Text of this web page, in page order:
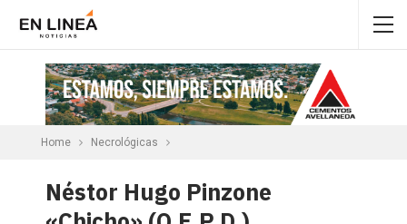
Home Necrológicas
Néstor Hugo Pinzone